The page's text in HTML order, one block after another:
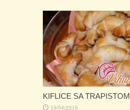
KIFLICE SA TRAPISTOM
19/04/2016